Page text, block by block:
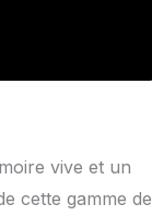
vive et un
cette gamme de